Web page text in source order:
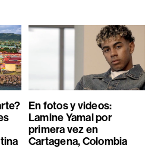
En fotos y videos:
Lamine Yamal por
primera vez en
Cartagena, Colombia